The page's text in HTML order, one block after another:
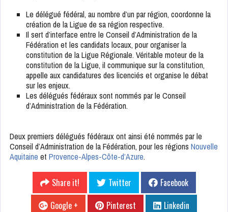
Le délégué fédéral, au nombre d’un par région, coordonne la
création de la Ligue de sa région respective.
Il sert d’interface entre le Conseil d’Administration de la
Fédération et les candidats locaux, pour organiser la
constitution de la Ligue Régionale. Véritable moteur de la
constitution de la Ligue, il communique sur la constitution,
appelle aux candidatures des licenciés et organise le débat
sur les enjeux.
Les délégués fédéraux sont nommés par le Conseil
d’Administration de la Fédération.
Deux premiers délégués fédéraux ont ainsi été nommés par le
Conseil d’Administration de la Fédération, pour les régions Nouvelle
Aquitaine et Provence-Alpes-Côte-d’Azure.
Share it! Twitter
Facebook
Google +
Pinterest Linkedin